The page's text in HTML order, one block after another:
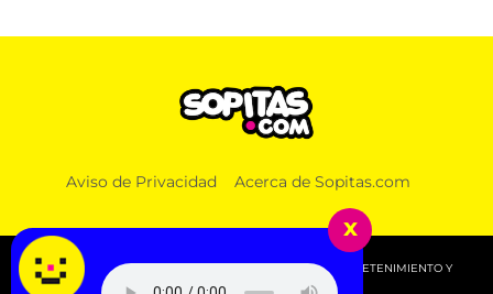
Aviso de Privacidad Acerca de Sopitas.com
© 2026 SOPITAS.COM - MÚSICA, NOTICIAS, DEPORTES, ENTRETENIMIENTO Y
MÁS!.
x